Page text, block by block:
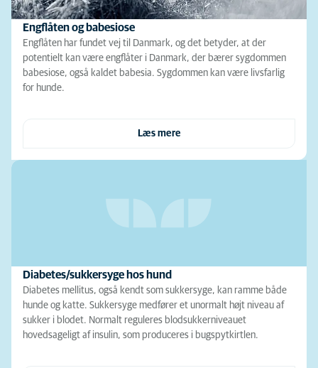
Engflåten og babesiose
Engflåten har fundet vej til Danmark, og det betyder, at der
potentielt kan være engflåter i Danmark, der bærer sygdommen
babesiose, også kaldet babesia. Sygdommen kan være livsfarlig
for hunde.
Læs mere
Diabetes/sukkersyge hos hund
Diabetes mellitus, også kendt som sukkersyge, kan ramme både
hunde og katte. Sukkersyge medfører et unormalt højt niveau af
sukker i blodet. Normalt reguleres blodsukkerniveauet
hovedsageligt af insulin, som produceres i bugspytkirtlen.